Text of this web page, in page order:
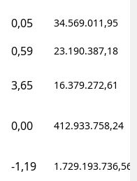
0,05 34.569.011,95
0,59 23.190.387,18
3,65 16.379.272,61
0,00 412.933.758,24
-1,19 1.729.193.736,56